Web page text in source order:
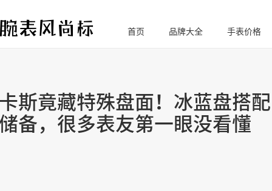
腕
首页 品牌大全 手表价格
斯竟藏特殊盘面！冰蓝盘搭配
备，很多表友第一眼没看懂